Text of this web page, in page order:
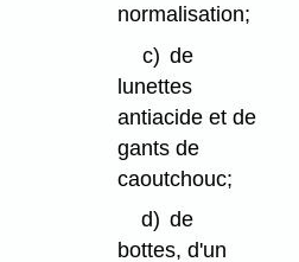
normalisation;
c) de
lunettes
antiacide et de
gants de
caoutchouc;
d) de
bottes, d'un